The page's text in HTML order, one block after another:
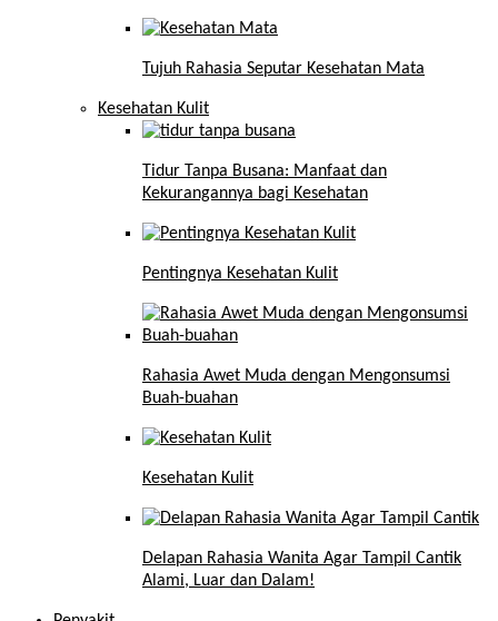
Tujuh Rahasia Seputar Kesehatan Mata
Kesehatan Kulit
Tidur Tanpa Busana: Manfaat dan
Kekurangannya bagi Kesehatan
Pentingnya Kesehatan Kulit
Rahasia Awet Muda dengan Mengonsumsi
Buah-buahan
Kesehatan Kulit
Delapan Rahasia Wanita Agar Tampil Cantik
Alami, Luar dan Dalam!